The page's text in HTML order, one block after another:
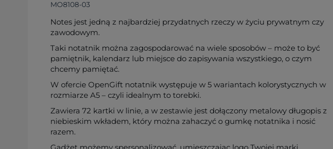
MO8108-03
Notes jest jedną z najbardziej przydatnych rzeczy w życiu prywatnym czy
zawodowym.
Taki notatnik można zagospodarować na wiele sposobów – może to być
pamiętnik, kalendarz lub miejsce do zapisywania wszystkiego, o czym
chcemy pamiętać.
W ofercie OpenGift notatnik występuje w 5 wariantach kolorystycznych w
rozmiarze A5 – czyli idealnym to torebki.
Zawiera 72 kartki w linie, a w zestawie jest dołączony metalowy długopis z
niebieskim wkładem, który można zahaczyć o gumkę notatnika i nosić
razem.